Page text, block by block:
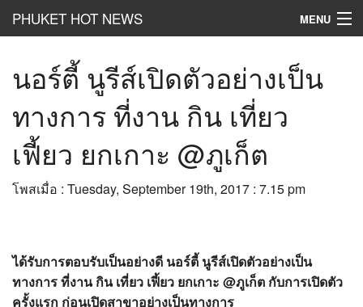
PHUKET HOT NEWS MENU
HotClip
HotList
HotGossip
HotBusiness
HotHealth and Beauty
PR News
นอร์ตี้ นูรีส์เปิดตัวอย่างเป็น
ทางการ ที่งาน กิน เที่ยว
เฟี้ยว ยกเกาะ @ภูเก็ต
โพสเมื่อ : Tuesday, September 19th, 2017 : 7.15 pm
ได้รับการตอบรับเป็นอย่างดี นอร์ตี้ นูรีส์เปิดตัวอย่างเป็น
ทางการ ที่งาน กิน เที่ยว เฟี้ยว ยกเกาะ @ภูเก็ต กับการเปิดตัว
ครั้งแรก ก่อนเปิดสาขาอย่างเป็นทางการ